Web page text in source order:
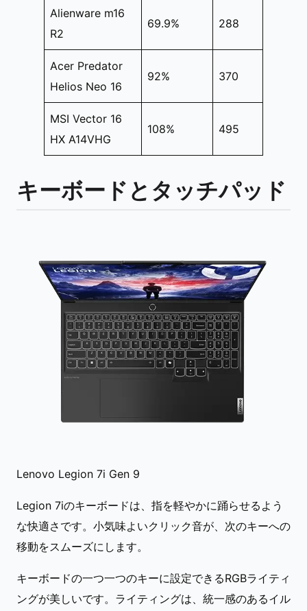
Alienware m16
R2
69.9% 288
Acer Predator
Helios Neo 16
92% 370
MSI Vector 16
HX A14VHG
108% 495
キーボードとタッチパッド
Lenovo Legion 7i Gen 9
Legion 7iのキーボードは、指を軽やかに踊らせるよう
な快適さです。小気味よいクリック音が、次のキーへの
移動をスムーズにします。
キーボードの一つ一つのキーに設定できるRGBライティ
ングが美しいです。ライティングは、統一感のあるイル